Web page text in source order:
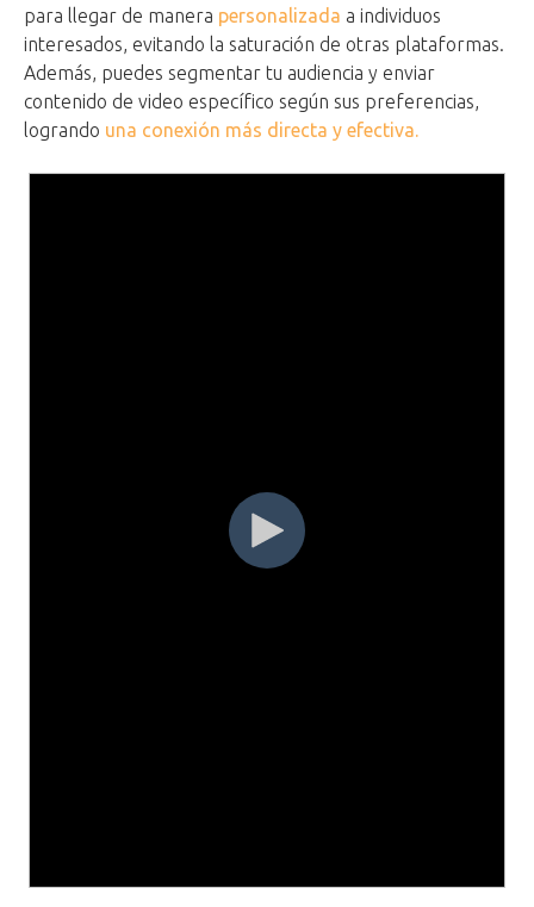
para llegar de manera personalizada a individuos
interesados, evitando la saturación de otras plataformas.
Además, puedes segmentar tu audiencia y enviar
contenido de video específico según sus preferencias,
logrando una conexión más directa y efectiva.